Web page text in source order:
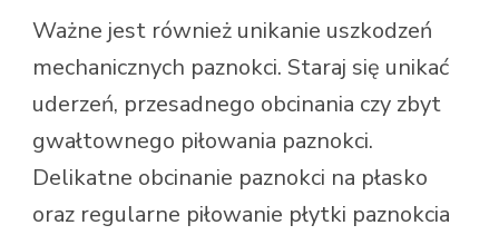
Ważne jest również unikanie uszkodzeń
mechanicznych paznokci. Staraj się unikać
uderzeń, przesadnego obcinania czy zbyt
gwałtownego piłowania paznokci.
Delikatne obcinanie paznokci na płasko
oraz regularne piłowanie płytki paznokcia